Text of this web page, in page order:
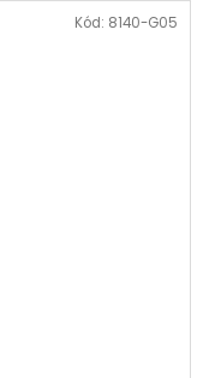
Kód: 8140-G05